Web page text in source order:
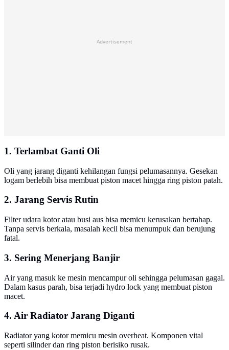
Advertisement
1. Terlambat Ganti Oli
Oli yang jarang diganti kehilangan fungsi pelumasannya. Gesekan
logam berlebih bisa membuat piston macet hingga ring piston patah.
2. Jarang Servis Rutin
Filter udara kotor atau busi aus bisa memicu kerusakan bertahap.
Tanpa servis berkala, masalah kecil bisa menumpuk dan berujung
fatal.
3. Sering Menerjang Banjir
Air yang masuk ke mesin mencampur oli sehingga pelumasan gagal.
Dalam kasus parah, bisa terjadi hydro lock yang membuat piston
macet.
4. Air Radiator Jarang Diganti
Radiator yang kotor memicu mesin overheat. Komponen vital
seperti silinder dan ring piston berisiko rusak.